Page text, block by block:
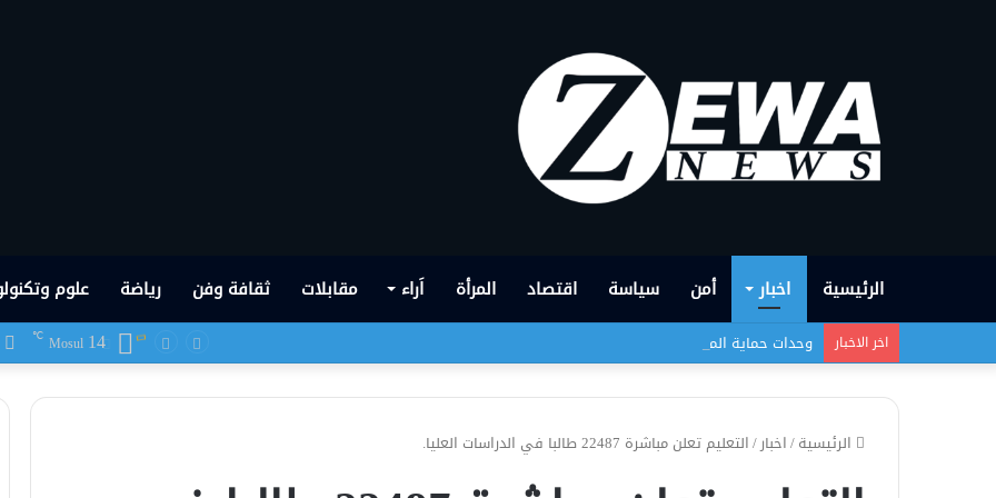
الرئيسية اخبار أمن سياسة اقتصاد المرأة اَراء مقابلات ثقافة وفن رياضة علوم
اخر الاخبار وحدات حماية المرأة :سنواصــل النضـال حتــى تحرير جميع المختطفات الإيزيديـــات Mosul 14
℃
الرئيسية/اخبار/التعليم تعلن مباشرة 22487 طالبا في الدراسات العليا.